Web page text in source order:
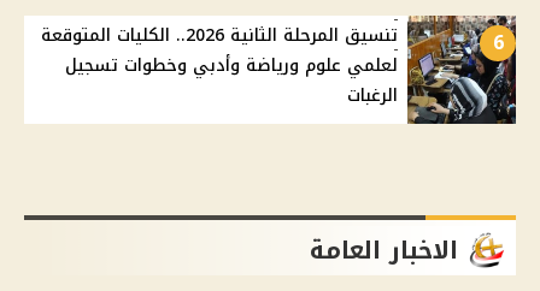
6
تنسيق المرحلة الثانية 2026.. الكليات المتوقعة
لعلمي علوم ورياضة وأدبي وخطوات تسجيل
الرغبات
الاخبار العامة